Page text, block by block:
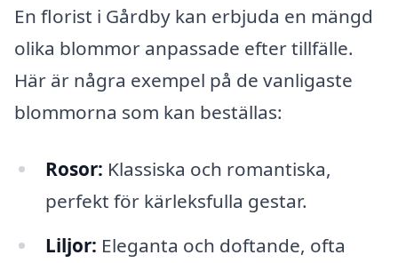
En florist i Gårdby kan erbjuda en mängd
olika blommor anpassade efter tillfälle.
Här är några exempel på de vanligaste
blommorna som kan beställas:
Rosor: Klassiska och romantiska,
perfekt för kärleksfulla gestar.
Liljor: Eleganta och doftande, ofta